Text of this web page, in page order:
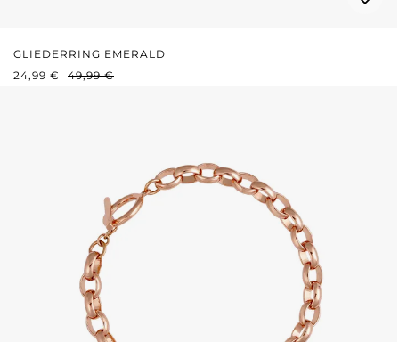
GLIEDERRING EMERALD
VERKAUFSPREIS:
24,99 € REGULÄRER PREIS:
49,99 €